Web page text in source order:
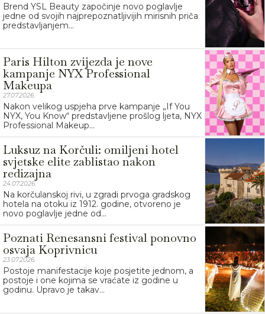
Brend YSL Beauty započinje novo poglavlje
jedne od svojih najprepoznatljivijih mirisnih priča
predstavljanjem...
Paris Hilton zvijezda je nove
kampanje NYX Professional
Makeupa
27.07.2026.
Nakon velikog uspjeha prve kampanje „If You
NYX, You Know“ predstavljene prošlog ljeta, NYX
Professional Makeup...
Luksuz na Korčuli: omiljeni hotel
svjetske elite zablistao nakon
redizajna
24.07.2026.
Na korčulanskoj rivi, u zgradi prvoga gradskog
hotela na otoku iz 1912. godine, otvoreno je
novo poglavlje jedne od...
Poznati Renesansni festival ponovno
osvaja Koprivnicu
23.07.2026.
Postoje manifestacije koje posjetite jednom, a
postoje i one kojima se vraćate iz godine u
godinu. Upravo je takav...